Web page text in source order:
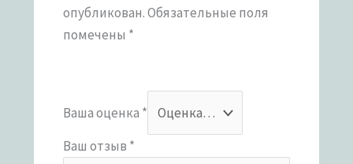
опубликован.Обязательные поля
помечены *
Ваша оценка *
Ваш отзыв *